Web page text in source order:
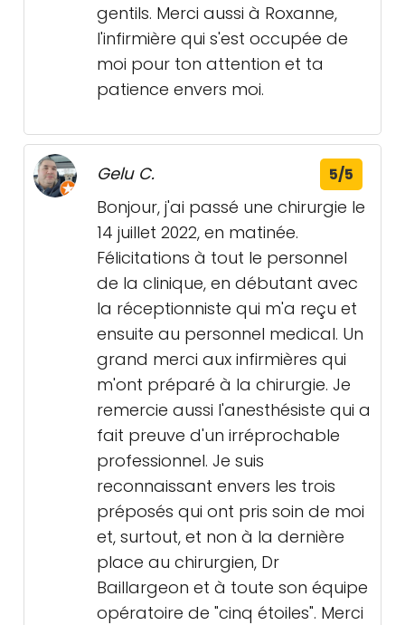
gentils. Merci aussi à Roxanne,
l'infirmière qui s'est occupée de
moi pour ton attention et ta
patience envers moi.
Gelu C. 5/5
Bonjour, j'ai passé une chirurgie le
14 juillet 2022, en matinée.
Félicitations à tout le personnel
de la clinique, en débutant avec
la réceptionniste qui m'a reçu et
ensuite au personnel medical. Un
grand merci aux infirmières qui
m'ont préparé à la chirurgie. Je
remercie aussi l'anesthésiste qui a
fait preuve d'un irréprochable
professionnel. Je suis
reconnaissant envers les trois
préposés qui ont pris soin de moi
et, surtout, et non à la dernière
place au chirurgien, Dr
Baillargeon et à toute son équipe
opératoire de "cinq étoiles". Merci